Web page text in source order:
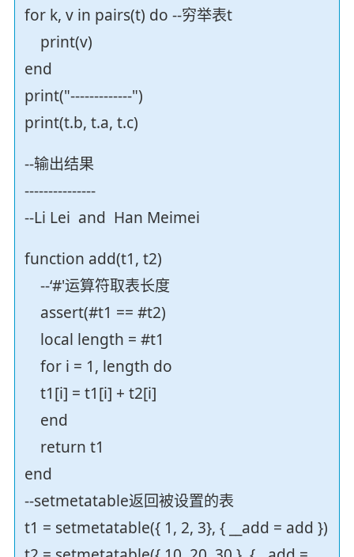
for k, v in pairs(t) do --穷举表t
print(v)
end
print("-------------")
print(t.b, t.a, t.c)
--输出结果
---------------
--Li Lei and Han Meimei
function add(t1, t2)
--‘#'运算符取表长度
assert(#t1 == #t2)
local length = #t1
for i = 1, length do
t1[i] = t1[i] + t2[i]
end
return t1
end
--setmetatable返回被设置的表
t1 = setmetatable({ 1, 2, 3}, { __add = add })